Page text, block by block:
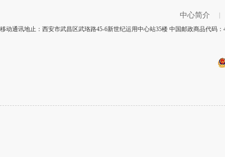
中心简介
移动通讯地止：西安市武昌区武珞路45-6新世纪运用中心站35楼 中国邮政商品代码